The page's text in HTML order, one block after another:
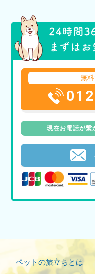
無
現在お電話が繋
ペットの旅立ちとは